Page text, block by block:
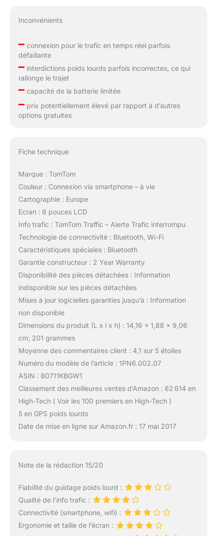
Inconvénients
–connexion pour le trafic en temps réel parfois
défaillante
–interdictions poids lourds parfois incorrectes, ce qui
rallonge le trajet
–capacité de la batterie limitée
–prix potentiellement élevé par rapport à d’autres
options gratuites
Fiche technique
Marque : TomTom
Couleur : Connexion via smartphone – à vie
Cartographie : Europe
Ecran : 6 pouces LCD
Info trafic : TomTom Traffic – Alerte Trafic interrompu
Technologie de connectivité : Bluetooth, Wi-Fi
Caractéristiques spéciales : Bluetooth
Garantie constructeur : 2 Year Warranty
Disponibilité des pièces détachées : Information
indisponible sur les pièces détachées
Mises à jour logicielles garanties jusqu’à : Information
non disponible
Dimensions du produit (L x l x h) : 14,16 x 1,88 x 9,06
cm; 201 grammes
Moyenne des commentaires client : 4,1 sur 5 étoiles
Numéro du modèle de l’article : 1PN6.002.07
ASIN : B0711KBGW1
Classement des meilleures ventes d’Amazon : 62 614 en
High-Tech ( Voir les 100 premiers en High-Tech )
5 en GPS poids lourds
Date de mise en ligne sur Amazon.fr : 17 mai 2017
Note de la rédaction 15/20
Fiabilité du guidage poids lourd :
Qualité de l’info trafic :
Connectivité (smartphone, wifi) :
Ergonomie et taille de l’écran :